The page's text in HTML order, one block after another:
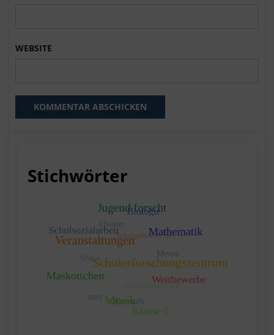
WEBSITE
Stichwörter